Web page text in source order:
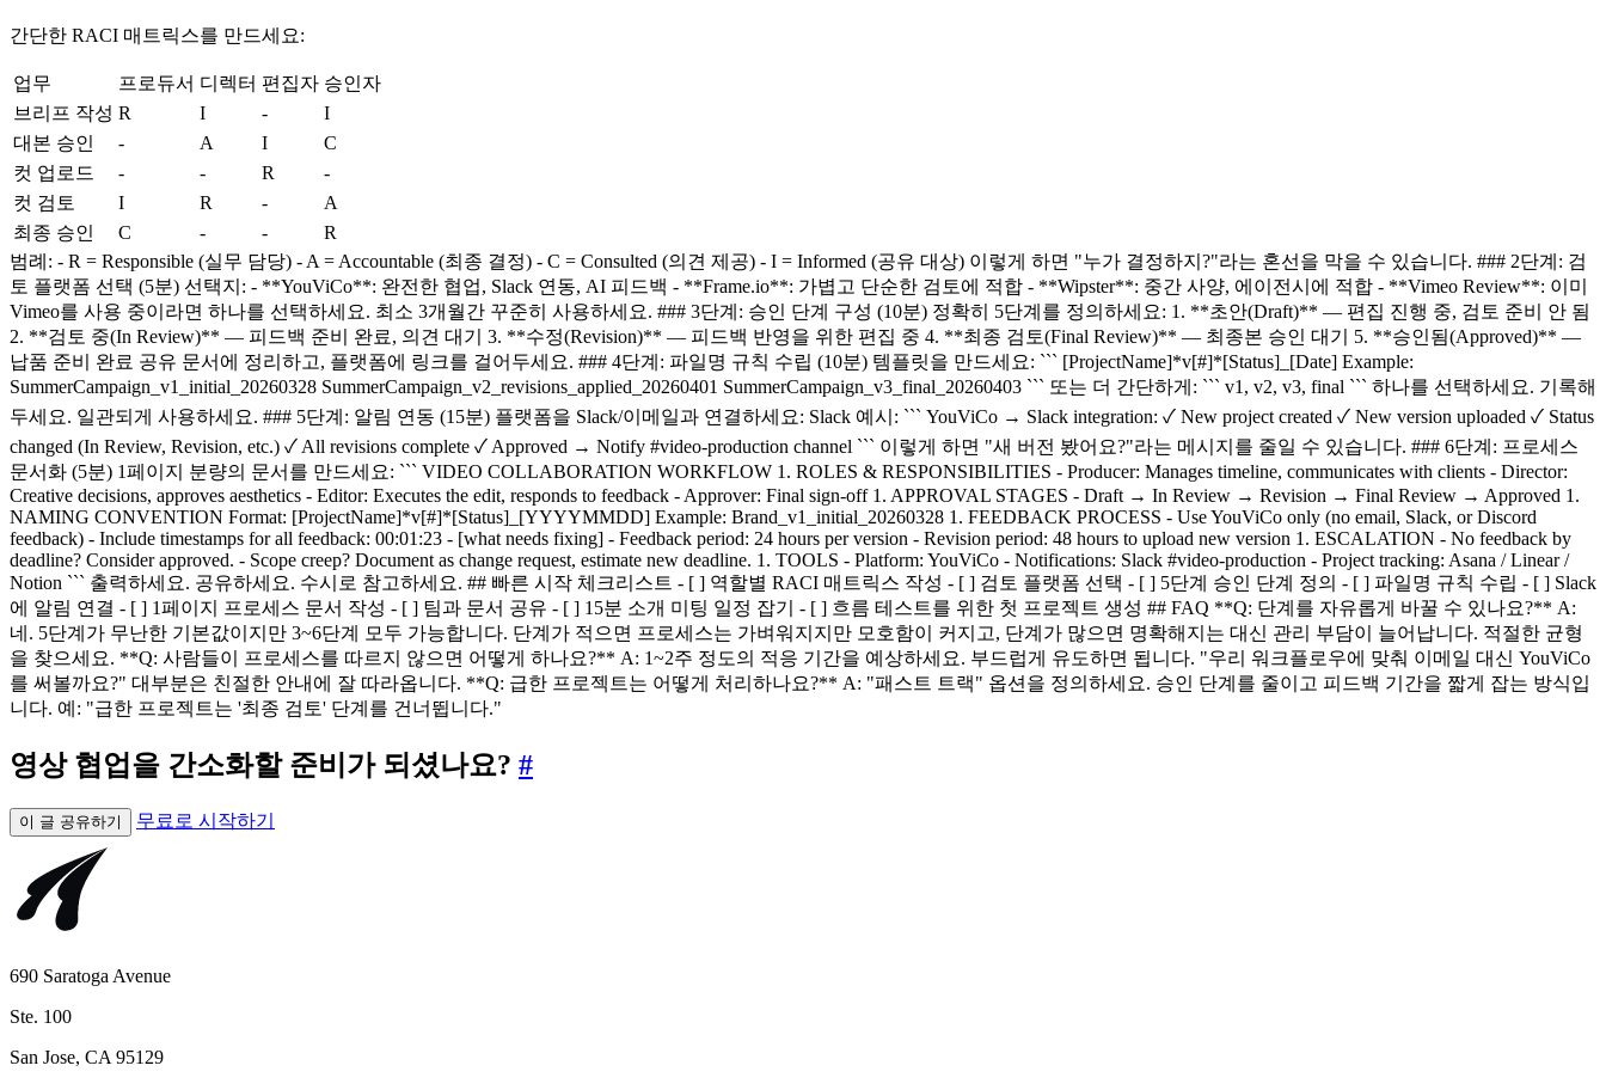
간단한 RACI 매트릭스를 만드세요:
업무 프로듀서 디렉터 편집자 승인자
브리프 작성 R I -
I
대본 승인
- A I
C
컷 업로드
- - R
-
컷 검토
I R -
A
최종 승인
C - -
R
범례: - R = Responsible (실무 담당) - A = Accountable (최종 결정) - C = Consulted (의견 제공) - I = Informed (공유 대상) 이렇게 하면 "누가 결정하지?"라는 혼선을 막을 수 있습니다. ### 2단계: 검
토 플랫폼 선택 (5분) 선택지: - **YouViCo**: 완전한 협업, Slack 연동, AI 피드백 - **Frame.io**: 가볍고 단순한 검토에 적합 - **Wipster**: 중간 사양, 에이전시에 적합 - **Vimeo Review**: 이미
Vimeo를 사용 중이라면 하나를 선택하세요. 최소 3개월간 꾸준히 사용하세요. ### 3단계: 승인 단계 구성 (10분) 정확히 5단계를 정의하세요: 1. **초안(Draft)** — 편집 진행 중, 검토 준비 안 됨
2. **검토 중(In Review)** — 피드백 준비 완료, 의견 대기 3. **수정(Revision)** — 피드백 반영을 위한 편집 중 4. **최종 검토(Final Review)** — 최종본 승인 대기 5. **승인됨(Approved)** —
납품 준비 완료 공유 문서에 정리하고, 플랫폼에 링크를 걸어두세요. ### 4단계: 파일명 규칙 수립 (10분) 템플릿을 만드세요: ``` [ProjectName]*v[#]*[Status]_[Date] Example:
SummerCampaign_v1_initial_20260328 SummerCampaign_v2_revisions_applied_20260401 SummerCampaign_v3_final_20260403 ``` 또는 더 간단하게: ``` v1, v2, v3, final ``` 하나를 선택하세요. 기록해
두세요. 일관되게 사용하세요. ### 5단계: 알림 연동 (15분) 플랫폼을 Slack/이메일과 연결하세요: Slack 예시: ``` YouViCo → Slack integration: ✓ New project created ✓ New version uploaded ✓ Status
changed (In Review, Revision, etc.) ✓ All revisions complete ✓ Approved → Notify #video-production channel ``` 이렇게 하면 "새 버전 봤어요?"라는 메시지를 줄일 수 있습니다. ### 6단계: 프로세스
문서화 (5분) 1페이지 분량의 문서를 만드세요: ``` VIDEO COLLABORATION WORKFLOW 1. ROLES & RESPONSIBILITIES - Producer: Manages timeline, communicates with clients - Director:
Creative decisions, approves aesthetics - Editor: Executes the edit, responds to feedback - Approver: Final sign-off 1. APPROVAL STAGES - Draft → In Review → Revision → Final Review → Approved 1.
NAMING CONVENTION Format: [ProjectName]*v[#]*[Status]_[YYYYMMDD] Example: Brand_v1_initial_20260328 1. FEEDBACK PROCESS - Use YouViCo only (no email, Slack, or Discord
feedback) - Include timestamps for all feedback: 00:01:23 - [what needs fixing] - Feedback period: 24 hours per version - Revision period: 48 hours to upload new version 1. ESCALATION - No feedback by
deadline? Consider approved. - Scope creep? Document as change request, estimate new deadline. 1. TOOLS - Platform: YouViCo - Notifications: Slack #video-production - Project tracking: Asana / Linear /
Notion ``` 출력하세요. 공유하세요. 수시로 참고하세요. ## 빠른 시작 체크리스트 - [ ] 역할별 RACI 매트릭스 작성 - [ ] 검토 플랫폼 선택 - [ ] 5단계 승인 단계 정의 - [ ] 파일명 규칙 수립 - [ ] Slack
에 알림 연결 - [ ] 1페이지 프로세스 문서 작성 - [ ] 팀과 문서 공유 - [ ] 15분 소개 미팅 일정 잡기 - [ ] 흐름 테스트를 위한 첫 프로젝트 생성 ## FAQ **Q: 단계를 자유롭게 바꿀 수 있나요?** A:
네. 5단계가 무난한 기본값이지만 3~6단계 모두 가능합니다. 단계가 적으면 프로세스는 가벼워지지만 모호함이 커지고, 단계가 많으면 명확해지는 대신 관리 부담이 늘어납니다. 적절한 균형
을 찾으세요. **Q: 사람들이 프로세스를 따르지 않으면 어떻게 하나요?** A: 1~2주 정도의 적응 기간을 예상하세요. 부드럽게 유도하면 됩니다. "우리 워크플로우에 맞춰 이메일 대신 YouViCo
를 써볼까요?" 대부분은 친절한 안내에 잘 따라옵니다. **Q: 급한 프로젝트는 어떻게 처리하나요?** A: "패스트 트랙" 옵션을 정의하세요. 승인 단계를 줄이고 피드백 기간을 짧게 잡는 방식입
니다. 예: "급한 프로젝트는 '최종 검토' 단계를 건너뜁니다."
영상 협업을 간소화할 준비가 되셨나요? #
이 글 공유하기 무료로 시작하기
690 Saratoga Avenue
Ste. 100
San Jose, CA 95129